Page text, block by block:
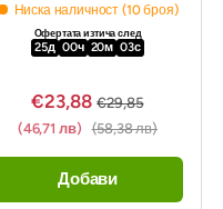
Ниска наличност (10 броя)
Офертата изтича след
25д 00ч 20м 02с
€23,88 €29,85
(46,71 лв) (58,38 лв)
Добави